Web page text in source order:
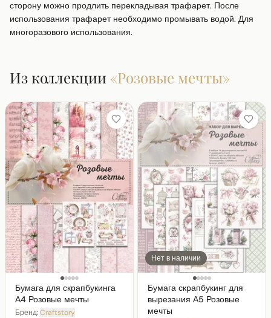
сторону можно продлить перекладывая трафарет. После
использования трафарет необходимо промывать водой. Для
многоразового использования.
Из коллекции «Розовые мечты»
Бумага для скрапбукинга
А4 Розовые мечты
Бренд:Craftstory
Нет в наличии
Бумага скрапбукинг для
вырезания А5 Розовые
мечты